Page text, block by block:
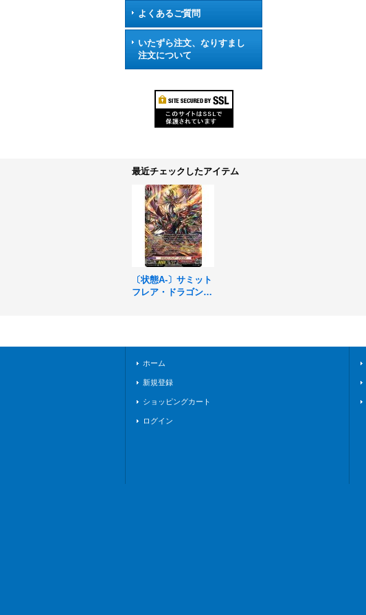
よくあるご質問
いたずら注文、なりすまし
注文について
最近チェックしたアイテム
〔状態A-〕サミット
フレア・ドラゴン
ホーム
新規登録
ショッピングカート
ログイン